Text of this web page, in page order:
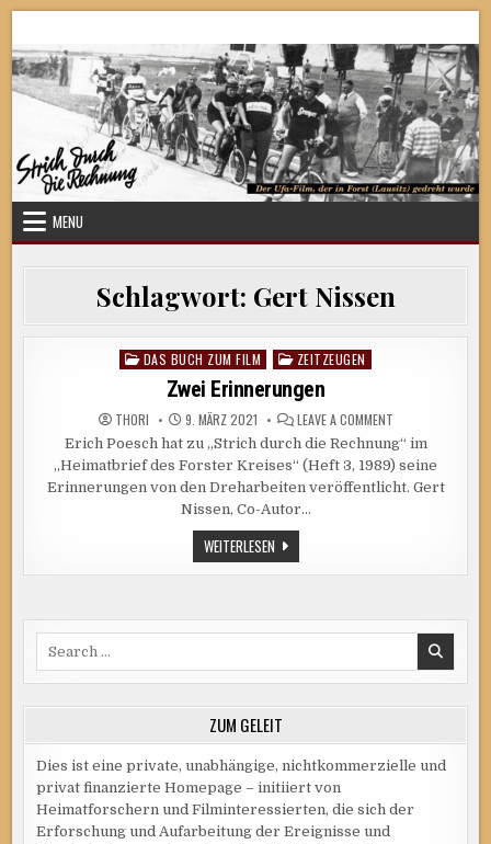
content
Strich durch die Rechnung
MENU
Schlagwort: Gert Nissen
PostedDAS BUCH ZUM FILM ZEITZEUGEN
Zwei Erinnerungen
THORI 9. MÄRZ 2021 LEAVE A COMMENTON
ERINNERUNGEN
Erich Poesch hat zu „Strich durch die Rechnung“ im
„Heimatbrief des Forster Kreises“ (Heft 3, 1989) seine
Erinnerungen von den Dreharbeiten veröffentlicht. Gert
Nissen, Co-Autor…
WEITERLESENZWEI
ERINNERUNGEN
ZUM GELEIT
Dies ist eine private, unabhängige, nichtkommerzielle und
privat finanzierte Homepage – initiiert von
Heimatforschern und Filminteressierten, die sich der
Erforschung und Aufarbeitung der Ereignisse und